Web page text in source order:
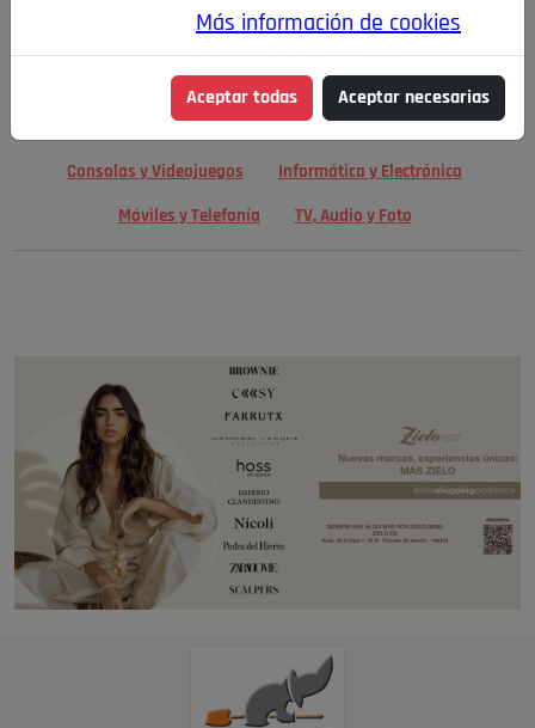
Motor y Accesorios Motos Ocio
Cine, Libros y Música Coleccionismo Otros
Consolas y Videojuegos Informática y Electrónica
Móviles y Telefonía TV, Audio y Foto
Más información de cookies
Aceptar todas Aceptar necesarias